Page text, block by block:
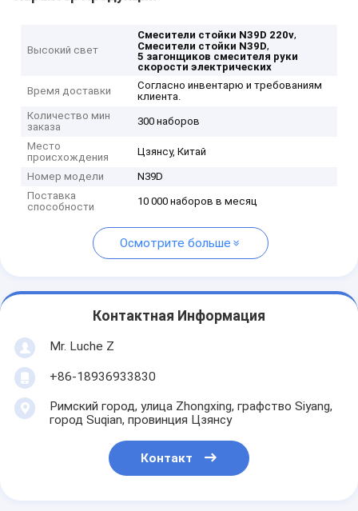
Высокий свет
Смесители стойки N39D 220v,
Смесители стойки N39D,
5 загонщиков смесителя руки
скорости электрических
Время доставки
Согласно инвентарю и требованиям
клиента.
Количество мин
заказа
300 наборов
Место
происхождения
Цзянсу, Китай
Номер модели
N39D
Поставка
способности
10 000 наборов в месяц
Осмотрите больше
Контактная Информация
Mr. Luche Z
+86-18936933830
Римский город, улица Zhongxing, графство Siyang,
город Suqian, провинция Цзянсу
Контакт